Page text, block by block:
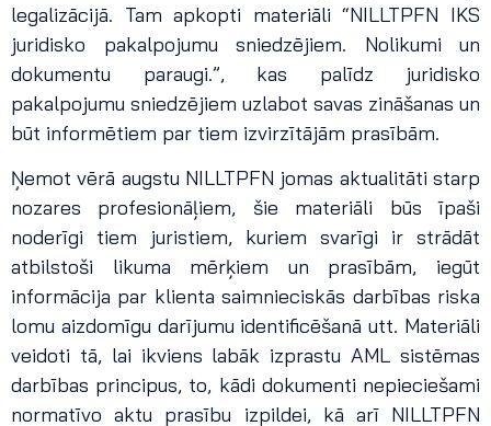
legalizācijā. Tam apkopti materiāli “NILLTPFN IKS
juridisko pakalpojumu sniedzējiem. Nolikumi un
dokumentu paraugi.”, kas palīdz juridisko
pakalpojumu sniedzējiem uzlabot savas zināšanas un
būt informētiem par tiem izvirzītājām prasībām.
Ņemot vērā augstu NILLTPFN jomas aktualitāti starp
nozares profesionāļiem, šie materiāli būs īpaši
noderīgi tiem juristiem, kuriem svarīgi ir strādāt
atbilstoši likuma mērķiem un prasībām, iegūt
informācija par klienta saimnieciskās darbības riska
lomu aizdomīgu darījumu identificēšanā utt. Materiāli
veidoti tā, lai ikviens labāk izprastu AML sistēmas
darbības principus, to, kādi dokumenti nepieciešami
normatīvo aktu prasību izpildei, kā arī NILLTPFN